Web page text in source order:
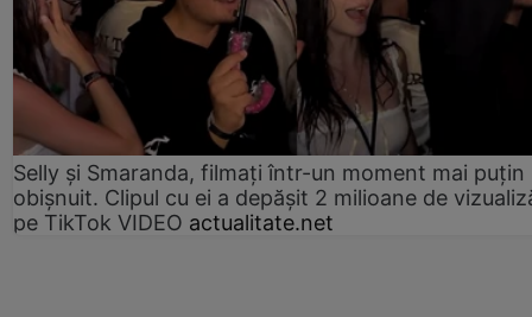
Selly și Smaranda, filmați într-un moment mai puțin
obișnuit. Clipul cu ei a depășit 2 milioane de
pe TikTok VIDEO actualitate.net